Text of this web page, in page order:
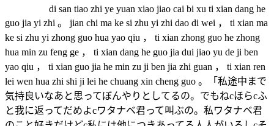
di san tiao zhi ye yuan xiao jiao cai bi xu ti xian dang he
guo jia yi zhi 。 jian chi ma ke si zhu yi zhi dao di wei ， ti xian ma
ke si zhu yi zhong guo hua yao qiu ， ti xian zhong guo he zhong
hua min zu feng ge ， ti xian dang he guo jia dui jiao yu de ji ben
yao qiu ， ti xian guo jia he min zu ji ben jia zhi guan ， ti xian ren
lei wen hua zhi shi ji lei he chuang xin cheng guo 。「私途中まで
気持良いなあと思ってぼんやりとしてるの。でもねcほらcふ
と我に返ってだめよcワタナベ君って叫ぶの。私ワタナベ君